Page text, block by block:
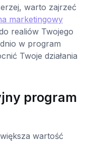
warto zajrzeć
marketingowy
realiów Twojego
w program
Twoje działania
program
wartość